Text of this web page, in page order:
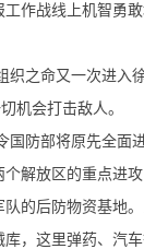
作战线上机智勇
之命又一次进入
机会打击敌人。
防部将原先全面
解放区的重点进
的后防物资基地
，这里弹药、汽车